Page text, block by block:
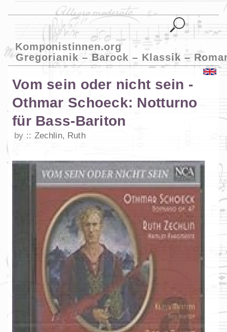
Komponistinnen.org
Gregorianik – Barock – Klassik –
Vom sein oder nicht sein -
Othmar Schoeck: Notturno
für Bass-Bariton
by Zechlin, Ruth